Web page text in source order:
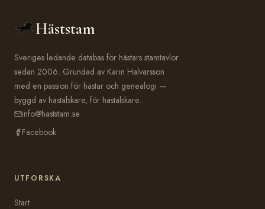
Häststam
Sveriges ledande databas för hästars stamtavlor
sedan 2006. Grundad av Karin Halvarsson
med en passion för hästar och genealogi —
byggd av hästälskare, för hästälskare.
info@haststam.se
Facebook
UTFORSKA
Start